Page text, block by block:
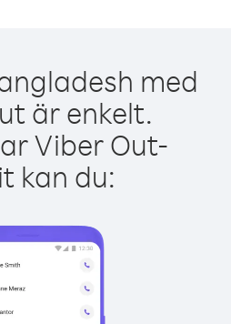
med
är enkelt.
Viber Out-
kan du: